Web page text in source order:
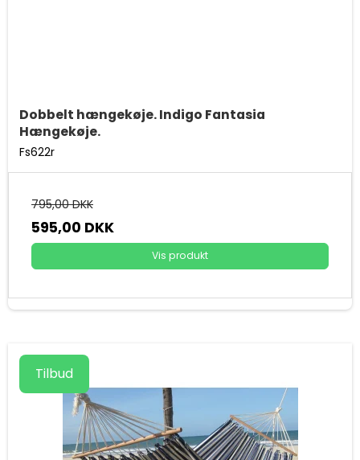
Dobbelt hængekøje. Indigo Fantasia
Hængekøje.
Fs622r
795,00 DKK
595,00 DKK
Vis produkt
Tilbud